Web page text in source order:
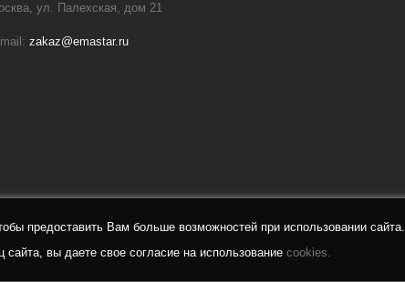
ул. Палехская, дом 21
zakaz@emastar.ru
предоставить Вам больше возможностей при использовании сайта.
сайта, вы даете свое согласие на использование cookies.